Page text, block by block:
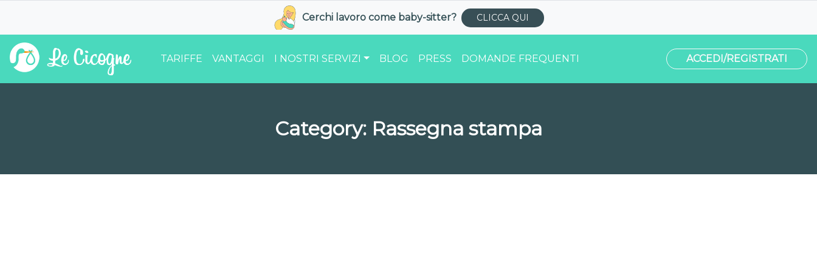
Cerchi lavoro come baby-sitter? CLICCA QUI
TARIFFE VANTAGGI I NOSTRI SERVIZI BLOG PRESS DOMANDE FREQUENTI ACCEDI/REGISTRATI
Category: Rassegna stampa